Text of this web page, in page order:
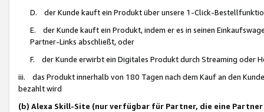
D. der Kunde kauft ein Produkt über unsere 1-Click-
E. der Kunde kauft ein Produkt, indem er es in seinen
Partner-Links abschließt, oder
F. der Kunde erwirbt ein Digitales Produkt durch Streaming oder
iii. das Produkt innerhalb von 180 Tagen nach dem Kauf an den
bezahlt wird
(b) Alexa Skill-Site (nur verfügbar für Partner, die eine